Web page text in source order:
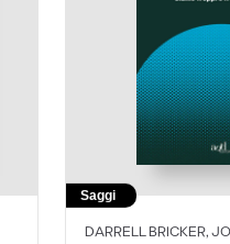
Saggi
DARRELL BRICKER,